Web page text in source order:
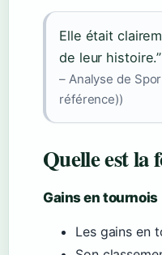
Elle était
de leur histoire.”
– Analyse de
référence))
Quelle est la
Gains en tournois
Les gains en